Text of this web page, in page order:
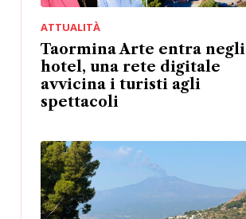
ATTUALITÀ
Taormina Arte entra negli
hotel, una rete digitale
avvicina i turisti agli
spettacoli